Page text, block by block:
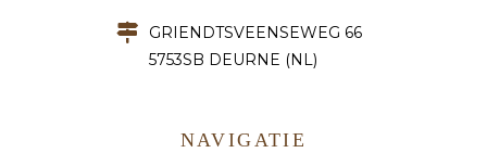
NAVIGATIE
GRIENDTSVEENSEWEG 66
5753SB DEURNE (NL)